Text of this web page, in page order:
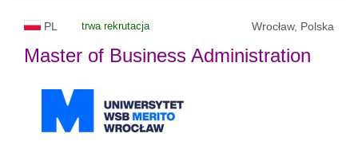
PL trwa rekrutacja Wrocław, Polska
Master of Business Administration